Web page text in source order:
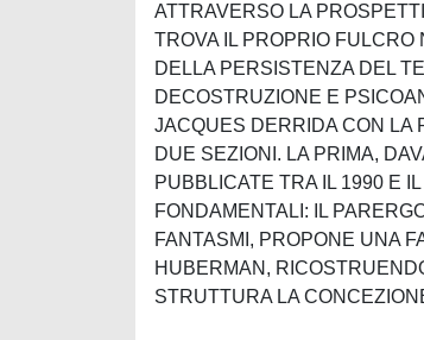
ATTRAVERSO LA
TROVA IL PROPRIO
DELLA PERSISTENZA DEL
DECOSTRUZIONE E
JACQUES DERRIDA CON LA
DUE SEZIONI. LA PRIMA,
PUBBLICATE TRA IL 1990 E
FONDAMENTALI: IL
FANTASMI, PROPONE UNA
HUBERMAN,
STRUTTURA LA